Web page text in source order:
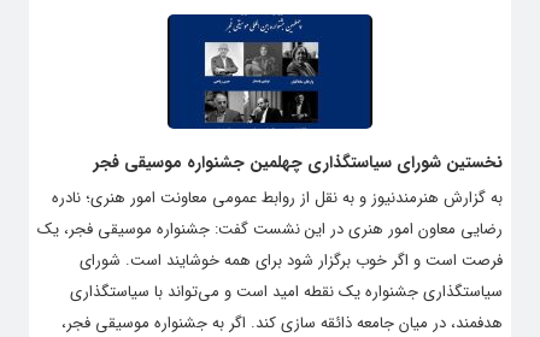
نخستین شورای سیاستگذاری چهلمین جشنواره موسیقی فجر
به گزارش هنرمندنیوز و به نقل از روابط عمومی معاونت امور هنری؛ نادره
رضایی معاون امور هنری در این نشست گفت: جشنواره موسیقی فجر، یک
فرصت است و اگر خوب برگزار شود برای همه خوشایند است. شورای
سیاستگذاری جشنواره یک نقطه امید است و می‌تواند با سیاستگذاری
هدفمند، در میان جامعه ذائقه سازی کند. اگر به جشنواره موسیقی فجر،